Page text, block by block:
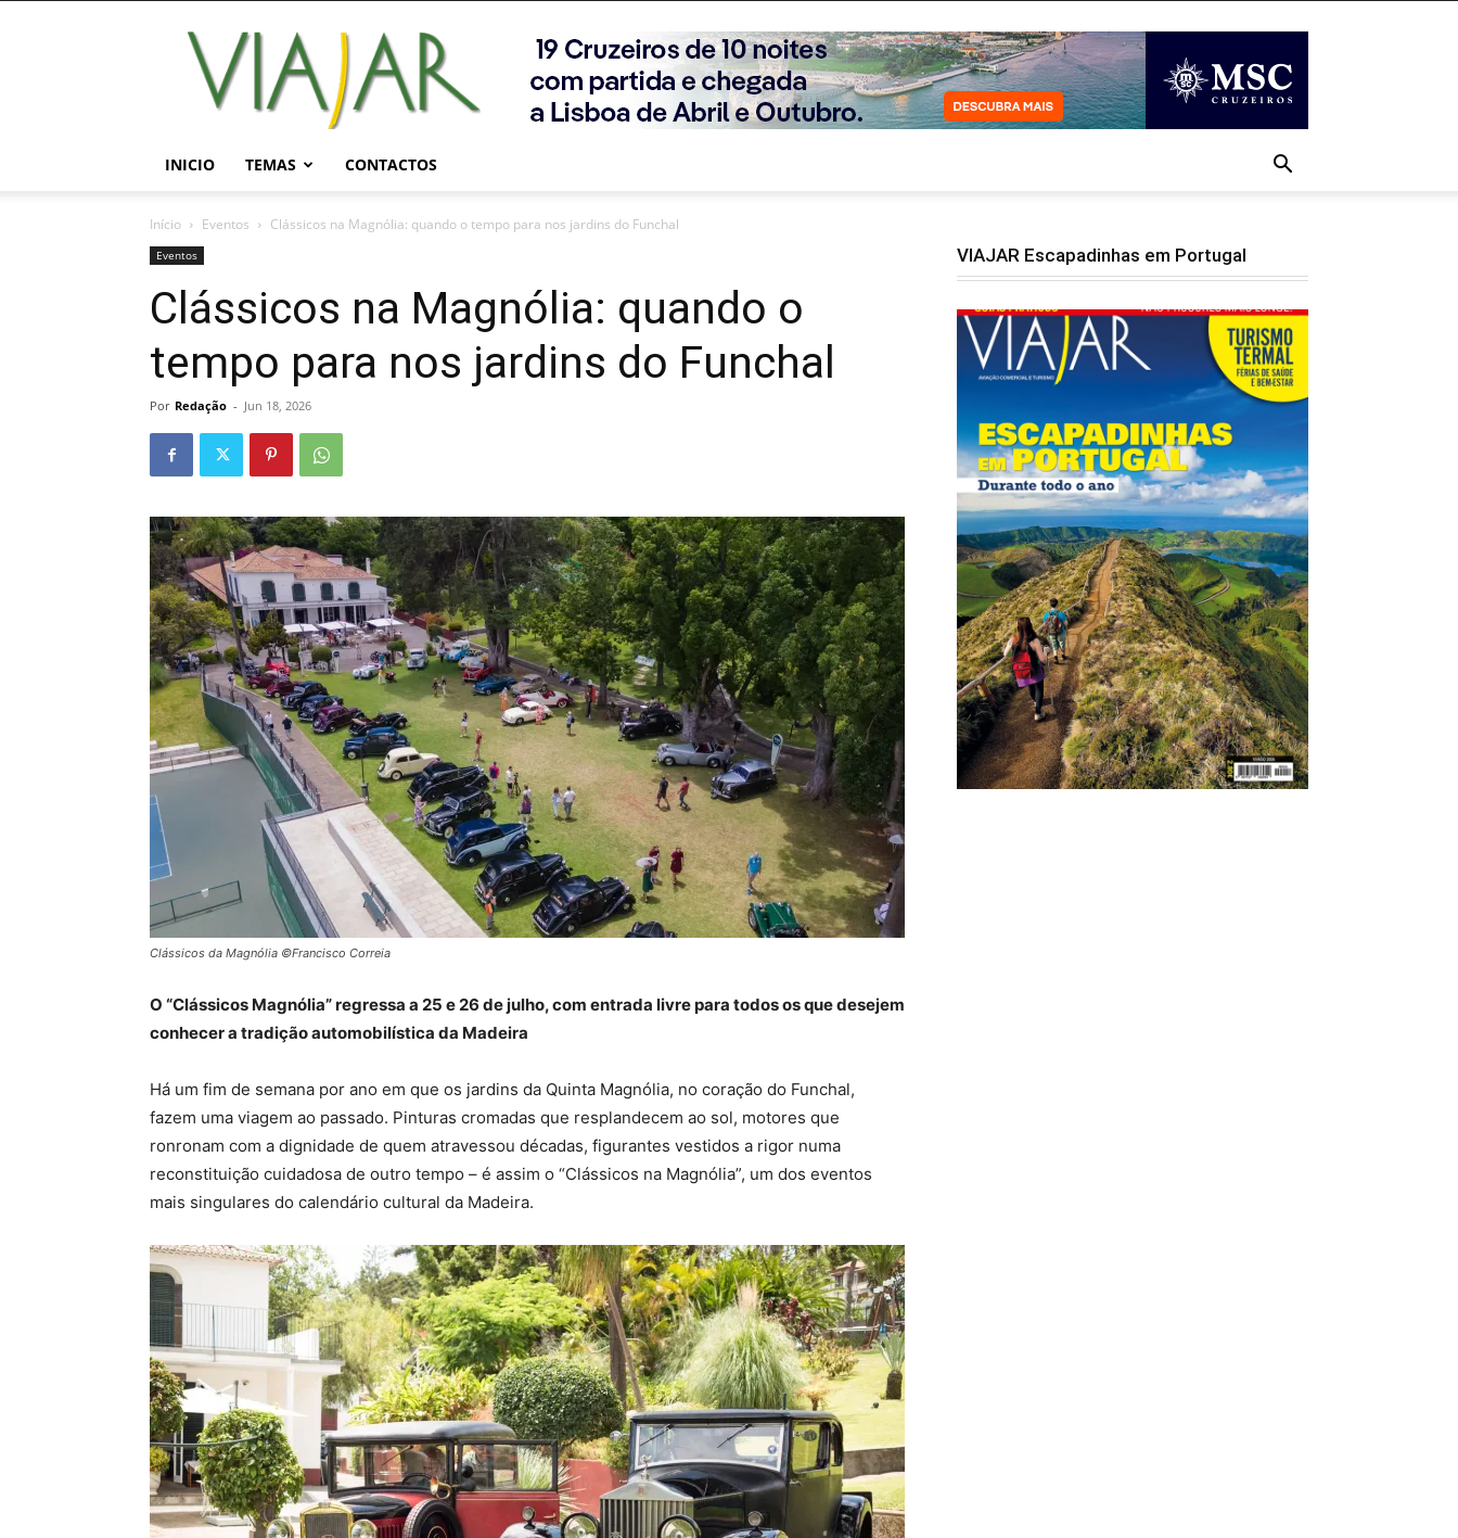
Viajar
Magazine
Online
INICIO TEMAS CONTACTOS
Início Eventos Clássicos na Magnólia: quando o tempo para nos jardins do Funchal
Eventos
Clássicos na Magnólia: quando o
tempo para nos jardins do Funchal
Por Redação - Jun 18, 2026
Clássicos da Magnólia ©Francisco Correia
O “Clássicos Magnólia” regressa a 25 e 26 de julho, com entrada livre para todos os que desejem
conhecer a tradição automobilística da Madeira
Há um fim de semana por ano em que os jardins da Quinta Magnólia, no coração do Funchal,
fazem uma viagem ao passado. Pinturas cromadas que resplandecem ao sol, motores que
ronronam com a dignidade de quem atravessou décadas, figurantes vestidos a rigor numa
reconstituição cuidadosa de outro tempo – é assim o “Clássicos na Magnólia”, um dos eventos
mais singulares do calendário cultural da Madeira.
VIAJAR Escapadinhas em Portugal